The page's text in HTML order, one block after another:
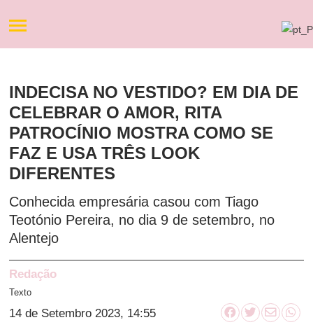
INDECISA NO VESTIDO? EM DIA DE
CELEBRAR O AMOR, RITA
PATROCÍNIO MOSTRA COMO SE
FAZ E USA TRÊS LOOK
DIFERENTES
Conhecida empresária casou com Tiago
Teotónio Pereira, no dia 9 de setembro, no
Alentejo
Redação
Texto
14 de Setembro 2023, 14:55